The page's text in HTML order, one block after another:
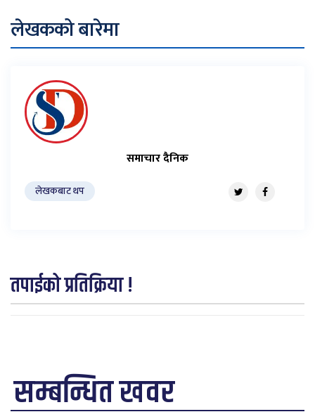
लेखकको बारेमा
समाचार दैनिक
लेखकबाट थप
तपाईको प्रतिक्रिया !
सम्बन्धित खवर